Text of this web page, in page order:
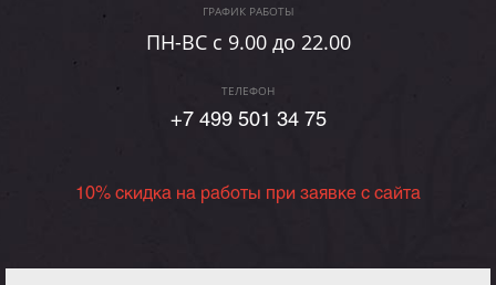
ГРАФИК РАБОТЫ
ПН-ВC c 9.00 до 22.00
ТЕЛЕФОН
+7 499 501 34 75
10% скидка на работы при заявке с сайта